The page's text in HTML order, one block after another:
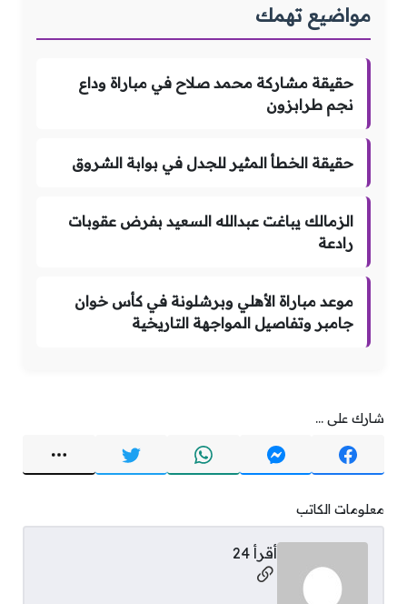
مواضيع تهمك
حقيقة مشاركة محمد صلاح في مباراة وداع
نجم طرابزون
حقيقة الخطأ المثير للجدل في بوابة الشروق
الزمالك يباغت عبدالله السعيد بفرض عقوبات
رادعة
موعد مباراة الأهلي وبرشلونة في كأس خوان
جامبر وتفاصيل المواجهة التاريخية
شارك على ...
معلومات الكاتب
أقرأ 24
مواقع التواصل